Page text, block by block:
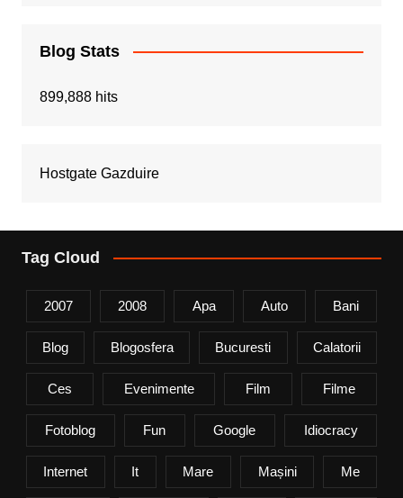
Blog Stats
899,888 hits
Hostgate Gazduire
Tag Cloud
2007 2008 Apa Auto Bani
Blog Blogosfera Bucuresti Calatorii
Ces Evenimente Film Filme
Fotoblog Fun Google Idiocracy
Internet It Mare Mașini Me